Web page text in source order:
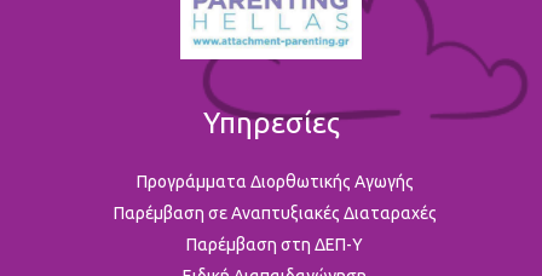
Υπηρεσίες
Προγράμματα Διορθωτικής Αγωγής
Παρέμβαση σε Αναπτυξιακές Διαταραχές
Παρέμβαση στη ΔΕΠ-Υ